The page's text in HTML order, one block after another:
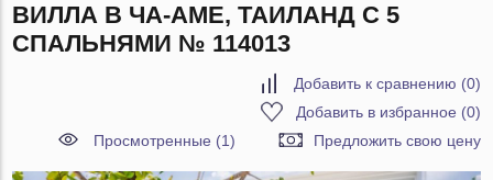
ВИЛЛА В ЧА-АМЕ, ТАИЛАНД С 5
СПАЛЬНЯМИ № 114013
Добавить к сравнению (0)
Добавить в избранное (0)
Просмотренные (1)
Предложить свою цену